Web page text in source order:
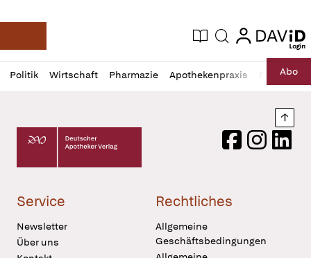
Deutsche Apotheker Zeitung
Aktuelle Ausgabe
Suche login
login
Politik Wirtschaft Pharmazie Apothekenpraxis RechtAbo
Profil
öffnen
Daz
Pur
Deutscher Apotheker Verlag Logo
FacebookInstagram
Service
Newsletter
Über uns
Rechtliches
Allgemeine
Geschäftsbedingungen